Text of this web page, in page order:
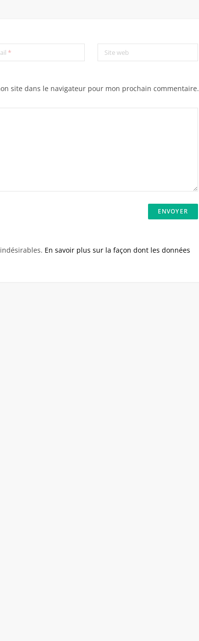
* Site web
site dans le navigateur pour mon prochain commentaire.
En savoir plus sur la façon dont les données